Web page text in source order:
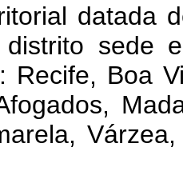
datada
distrito sede
Recife, Boa